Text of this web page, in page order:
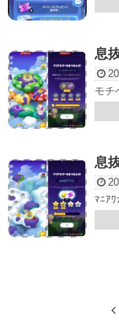
息
モチ
息
ﾏﾆｱ